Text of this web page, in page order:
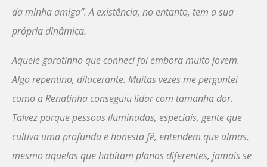
da minha amiga”. A existência, no entanto, tem a sua
própria dinâmica.
Aquele garotinho que conheci foi embora muito jovem.
Algo repentino, dilacerante. Muitas vezes me perguntei
como a Renatinha conseguiu lidar com tamanha dor.
Talvez porque pessoas iluminadas, especiais, gente que
cultiva uma profunda e honesta fé, entendem que almas,
mesmo aquelas que habitam planos diferentes, jamais se